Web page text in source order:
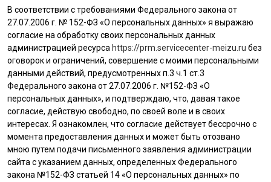
В соответствии с требованиями Федерального закона от
27.07.2006 г. № 152-ФЗ «О персональных данных» я выражаю
согласие на обработку своих персональных данных
администрацией ресурса https://prm.servicecenter-meizu.ru без
оговорок и ограничений, совершение с моими персональными
данными действий, предусмотренных п.3 ч.1 ст.3
Федерального закона от 27.07.2006 г. №152-ФЗ «О
персональных данных», и подтверждаю, что, давая такое
согласие, действую свободно, по своей воле и в своих
интересах. Я ознакомлен, что согласие действует бессрочно с
момента предоставления данных и может быть отозвано
мною путем подачи письменного заявления администрации
сайта с указанием данных, определенных Федерального
закона №152-ФЗ статьей 14 «О персональных данных» по